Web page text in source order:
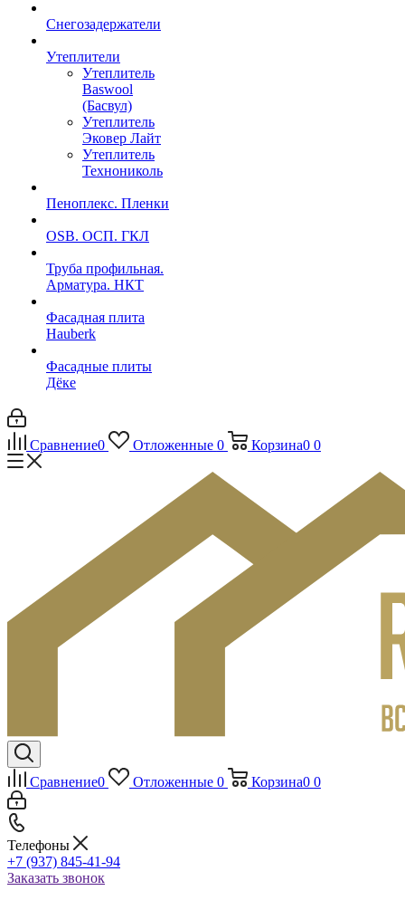
Снегозадержатели
Утеплители
Утеплитель
Baswool
(Басвул)
Утеплитель
Эковер Лайт
Утеплитель
Технониколь
Пеноплекс. Пленки
OSB. ОСП. ГКЛ
Труба профильная.
Арматура. НКТ
Фасадная плита
Hauberk
Фасадные плиты
Дёке
Сравнение0 Отложенные 0 Корзина0 0
Сравнение0 Отложенные 0 Корзина0 0
Телефоны
+7 (937) 845-41-94
Заказать звонок